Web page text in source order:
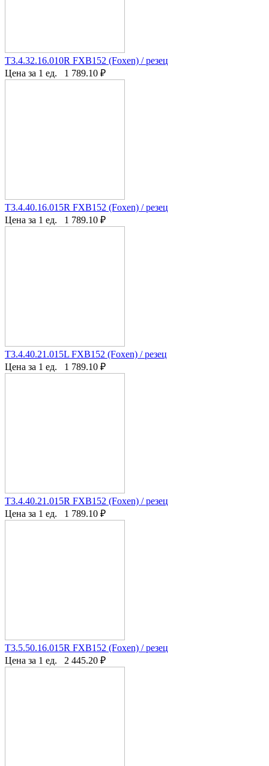
T3.4.32.16.010R FXB152 (Foxen) / резец
Цена за 1 ед.
1 789.10 ₽
T3.4.40.16.015R FXB152 (Foxen) / резец
Цена за 1 ед.
1 789.10 ₽
T3.4.40.21.015L FXB152 (Foxen) / резец
Цена за 1 ед.
1 789.10 ₽
T3.4.40.21.015R FXB152 (Foxen) / резец
Цена за 1 ед.
1 789.10 ₽
T3.5.50.16.015R FXB152 (Foxen) / резец
Цена за 1 ед.
2 445.20 ₽